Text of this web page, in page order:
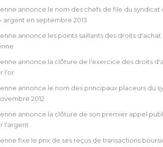
annonce le nom des chefs de file du
argent en septembre 2013
annonce les points saillants des droits d'achat
annonce la clôture de l'exercice des droits
l'or
annonce le nom des principaux placeurs du
2012
annonce la clôture de son premier appel
l'argent
fixe le prix de ses reçus de transactions